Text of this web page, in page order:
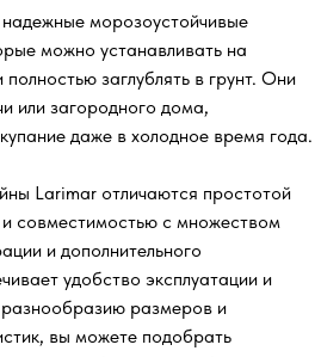
морозоустойчивые
можно устанавливать на
заглублять в грунт. Они
или загородного дома,
даже в холодное время года.
Larimar отличаются простотой
совместимостью с множеством
и дополнительного
удобство эксплуатации и
размеров и
вы можете подобрать